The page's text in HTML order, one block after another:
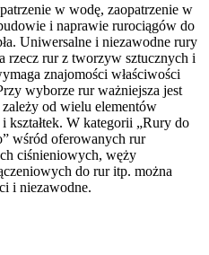
w wodę, zaopatrzenie w
i naprawie rurociągów do
Uniwersalne i niezawodne rury
rzecz rur z tworzyw sztucznych i
znajomości właściwości
wyborze rur ważniejsza jest
od wielu elementów
kształtek. W kategorii „Rury do
wśród oferowanych rur
ciśnieniowych, węży
do rur itp. można
i niezawodne.